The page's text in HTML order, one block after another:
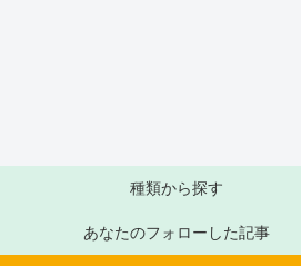
種類から探す
あなたのフォローした記事